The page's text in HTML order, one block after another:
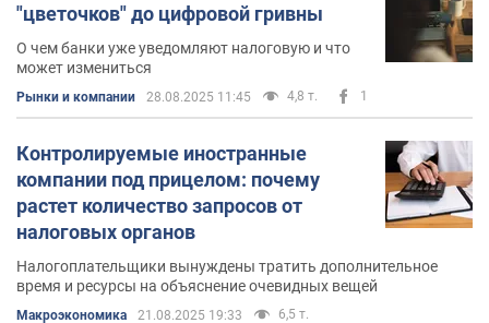
"цветочков" до цифровой гривны
О чем банки уже уведомляют налоговую и что
может измениться
Рынки и компании 28.08.2025 11:45 4,8 т. 1
Контролируемые иностранные
компании под прицелом: почему
растет количество запросов от
налоговых органов
Налогоплательщики вынуждены тратить дополнительное
время и ресурсы на объяснение очевидных вещей
Mакроэкономика 21.08.2025 19:33 6,5 т.